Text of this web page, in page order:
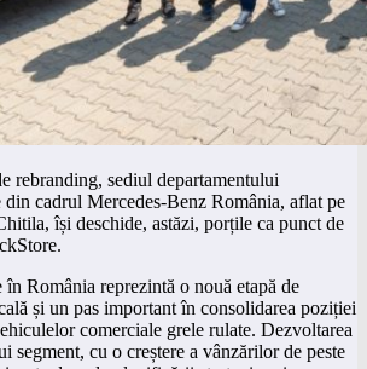
rebranding, sediul departamentului
cadrul Mercedes-Benz România, aflat pe
își deschide, astăzi, porțile ca punct de
în România reprezintă o nouă etapă de
și un pas important în consolidarea poziției
comerciale grele rulate. Dezvoltarea
segment, cu o creștere a vânzărilor de peste